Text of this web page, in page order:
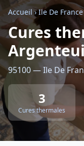
Accueil ›Ile De France
Cures
95100 — Ile De
3
Cures thermales